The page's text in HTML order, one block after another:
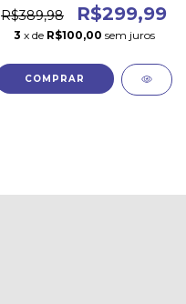
R$389,98
R$299,99
3 x de R$100,00 sem juros
COMPRAR